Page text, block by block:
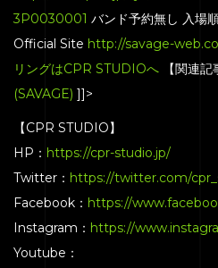
3P0030001 バンド予約無し 入
Official Site http://savage-
リングはCPR STUDIOへ 【関連
(SAVAGE) ]]>
【CPR STUDIO】
HP： https://cpr-studio.jp/
Twitter： https://twitter.com/
Facebook： https://
Instagram： https://
Youtube：